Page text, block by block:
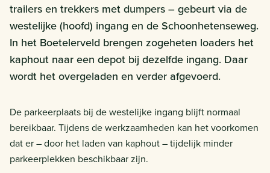
trailers en trekkers met dumpers – gebeurt via de
westelijke (hoofd) ingang en de Schoonhetenseweg.
In het Boetelerveld brengen zogeheten loaders het
kaphout naar een depot bij dezelfde ingang. Daar
wordt het overgeladen en verder afgevoerd.
De parkeerplaats bij de westelijke ingang blijft normaal
bereikbaar. Tijdens de werkzaamheden kan het voorkomen
dat er – door het laden van kaphout – tijdelijk minder
parkeerplekken beschikbaar zijn.